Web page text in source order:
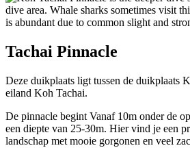
Tachai Pinnacle
Deze duikplaats ligt tussen de duikplaats
eiland Koh Tachai.
De pinnacle begint Vanaf 10m onder de
een diepte van 25-30m. Hier vind je een
landschap met mooie gorgonen en veel